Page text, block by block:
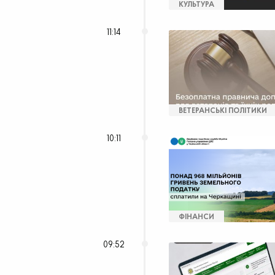
КУЛЬТУРА
11:14
ВЕТЕРАНСЬКІ ПОЛІТИКИ
10:11
ФІНАНСИ
09:52